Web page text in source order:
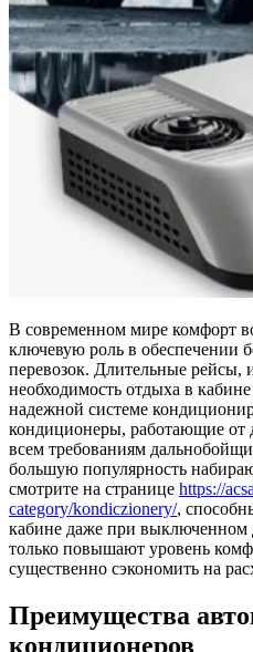
В современном мире комфорт
ключевую роль в обеспечении
перевозок. Длительные рейсы,
необходимость отдыха в
надежной системе
кондиционеры, работающие от
всем требованиям
большую популярность
смотрите на странице https://
category/kondiczionery/,
кабине даже при выключенном
только повышают уровень
существенно сэкономить на
Преимущества
кондиционеров